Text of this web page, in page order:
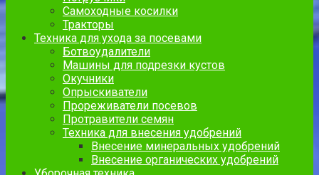
Самоходные косилки
Тракторы
Техника для ухода за посевами
Ботвоудалители
Машины для подрезки кустов
Окучники
Опрыскиватели
Прореживатели посевов
Протравители семян
Техника для внесения удобрений
Внесение минеральных удобрений
Внесение органических удобрений